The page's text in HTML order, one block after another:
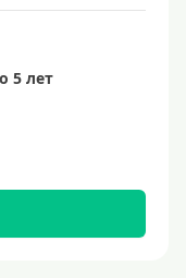
5 лет